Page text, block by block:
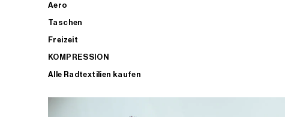
Aero
Taschen
Freizeit
KOMPRESSION
Alle Radtextilien kaufen